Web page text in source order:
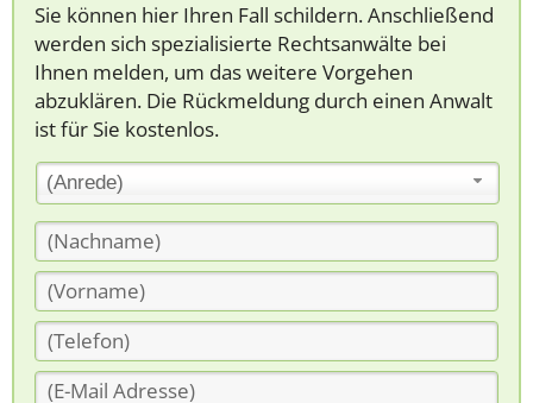
Sie können hier Ihren Fall schildern. Anschließend
werden sich spezialisierte Rechtsanwälte bei
Ihnen melden, um das weitere Vorgehen
abzuklären. Die Rückmeldung durch einen Anwalt
ist für Sie kostenlos.
(Anrede)